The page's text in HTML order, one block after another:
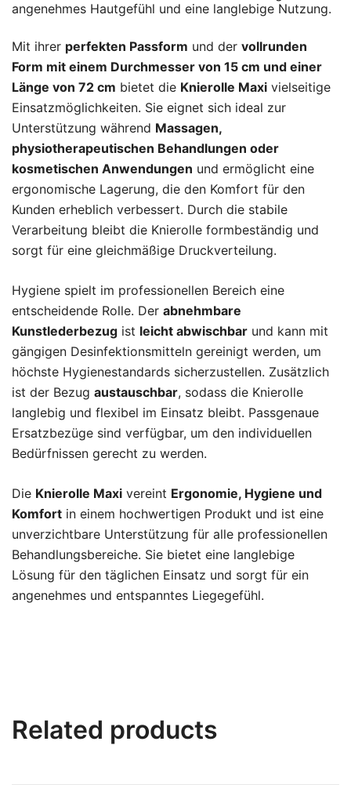
angenehmes Hautgefühl und eine langlebige Nutzung.
Mit ihrer perfekten Passform und der vollrunden
Form mit einem Durchmesser von 15 cm und einer
Länge von 72 cm bietet die Knierolle Maxi vielseitige
Einsatzmöglichkeiten. Sie eignet sich ideal zur
Unterstützung während Massagen,
physiotherapeutischen Behandlungen oder
kosmetischen Anwendungen und ermöglicht eine
ergonomische Lagerung, die den Komfort für den
Kunden erheblich verbessert. Durch die stabile
Verarbeitung bleibt die Knierolle formbeständig und
sorgt für eine gleichmäßige Druckverteilung.
Hygiene spielt im professionellen Bereich eine
entscheidende Rolle. Der abnehmbare
Kunstlederbezug ist leicht abwischbar und kann mit
gängigen Desinfektionsmitteln gereinigt werden, um
höchste Hygienestandards sicherzustellen. Zusätzlich
ist der Bezug austauschbar, sodass die Knierolle
langlebig und flexibel im Einsatz bleibt. Passgenaue
Ersatzbezüge sind verfügbar, um den individuellen
Bedürfnissen gerecht zu werden.
Die Knierolle Maxi vereint Ergonomie, Hygiene und
Komfort in einem hochwertigen Produkt und ist eine
unverzichtbare Unterstützung für alle professionellen
Behandlungsbereiche. Sie bietet eine langlebige
Lösung für den täglichen Einsatz und sorgt für ein
angenehmes und entspanntes Liegegefühl.
Related products